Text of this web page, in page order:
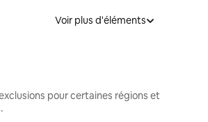
Voir plus d'éléments
pour certaines régions et